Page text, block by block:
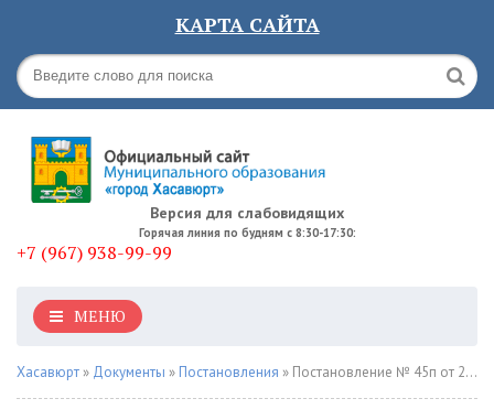
КАРТА САЙТА
Версия для слабовидящих
Горячая линия по будням с 8:30-17:30:
+7 (967) 938-99-99
МЕНЮ
Хасавюрт » Документы » Постановления » Постановление № 45п от 28 марта 2023 г. О внесении изменений и дополнений в постановление Администрации Муниципального образования городской округ "город Хасавюрт" от 20 января 2021 года № 13п